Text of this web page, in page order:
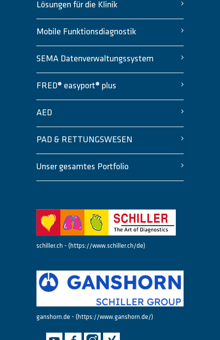
Lösungen für die Klinik
Mobile Funktionsdiagnostik
SEMA Datenverwaltungssystem
FRED® easyport® plus
AED
PAD & RETTUNGSWESEN
Unser gesamtes Portfolio
schiller.ch - (https://www.schiller.ch/de)
ganshorn.de - (https://www.ganshorn.de/)